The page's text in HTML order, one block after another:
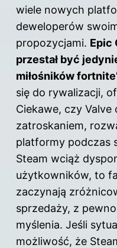
wiele nowych
deweloperów
propozycjami. Epic
przestał być
miłośników
się do rywalizacji,
Ciekawe, czy Valve
zatroskaniem,
platformy podczas
Steam wciąż
użytkowników, to
zaczynają
sprzedaży, z
myślenia. Jeśli
możliwość, że